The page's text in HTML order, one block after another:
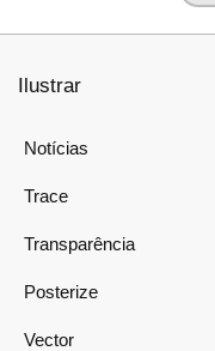
Ilustrar
Notícias
Trace
Transparência
Posterize
Vector